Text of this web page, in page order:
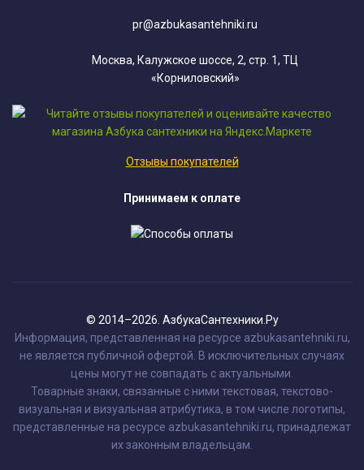
pr@azbukasantehniki.ru
Москва, Калужское шоссе, 2, стр. 1, ТЦ
«Корниловский»
Отзывы покупателей
Принимаем к оплате
© 2014–2026. АзбукаСантехники.Ру
Информация, представленная на ресурсе azbukasantehniki.ru,
не является публичной офертой. В исключительных случаях
цены могут не совпадать с актуальными.
Товарные знаки, связанные с ними текстовая, текстово-
визуальная и визуальная атрибутика, в том числе логотипы,
представленные на ресурсе azbukasantehniki.ru, принадлежат
их законным владельцам.